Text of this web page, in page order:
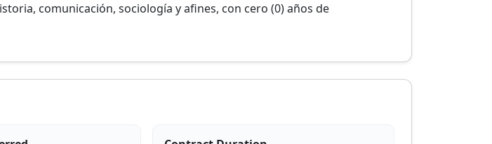
comunicación, sociología y afines, con cero (0) años de